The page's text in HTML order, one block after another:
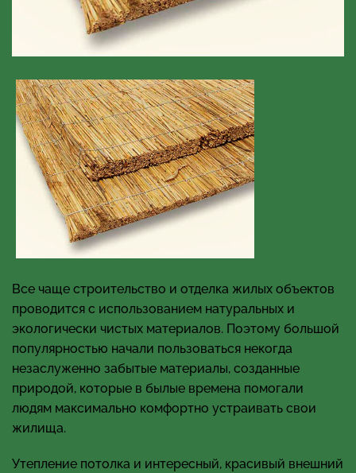
Все чаще строительство и отделка жилых объектов
проводится с использованием натуральных и
экологически чистых материалов. Поэтому большой
популярностью начали пользоваться некогда
незаслуженно забытые материалы, созданные
природой, которые в былые времена помогали
людям максимально комфортно устраивать свои
жилища.
Утепление потолка и интересный, красивый внешний